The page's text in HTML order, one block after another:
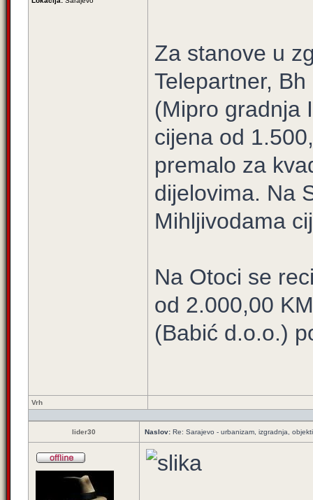
Za stanove u
Telepartner,
(Mipro gradnja
cijena od
premalo za
dijelovima. Na
Mihljivodama
Na Otoci se
od 2.000,00
(Babić d.o.o.)
Vrh
lider30 Naslov: Re: Sarajevo - urbanizam, izgradnja,